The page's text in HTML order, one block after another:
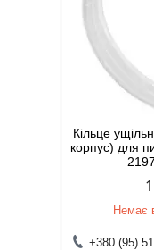
Кільце
корпус) для
Немає
+380 (95)